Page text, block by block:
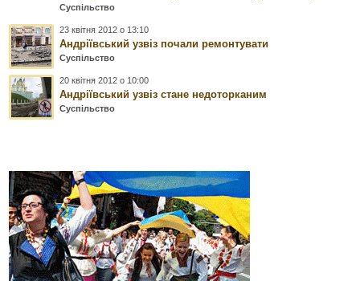
Суспільство
23 квітня 2012 о 13:10
Андріївський узвіз почали ремонтувати
Суспільство
20 квітня 2012 о 10:00
Андріївський узвіз стане недоторканим
Суспільство